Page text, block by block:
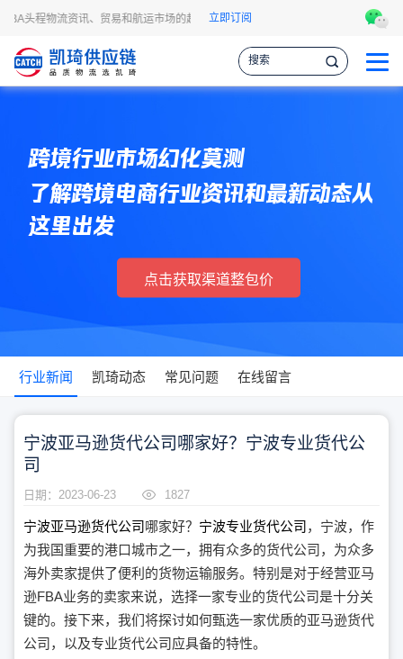
头程物流资讯、贸易和航运市场的趋势和最新事件，让您掌握各种情报，作出更
立即订阅
跨境行业市场幻化莫测
了解跨境电商行业资讯和最新动态从
这里出发
点击获取渠道整包价
行业新闻 凯琦动态 常见问题 在线留言
宁波亚马逊货代公司哪家好？宁波专业货代公
司
日期：2023-06-23 1827
宁波亚马逊货代公司哪家好？ 宁波专业货代公司 ，宁波，作
为我国重要的港口城市之一，拥有众多的货代公司，为众多
海外卖家提供了便利的货物运输服务。特别是对于经营亚马
逊FBA业务的卖家来说，选择一家专业的货代公司是十分关
键的。接下来，我们将探讨如何甄选一家优质的亚马逊货代
公司，以及专业货代公司应具备的特性。